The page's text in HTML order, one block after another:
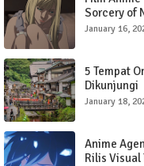
Sorcery of
dengan
January 16,
5 Tempat
Dikunjungi
January 18,
Anime
Rilis Visual